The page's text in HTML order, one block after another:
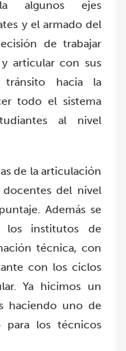
algunos ejes
y el armado del
de trabajar
articular con sus
hacia la
todo el sistema
al nivel
de la articulación
del nivel
Además se
los institutos de
técnica, con
con los ciclos
Ya hicimos un
haciendo uno de
para los técnicos